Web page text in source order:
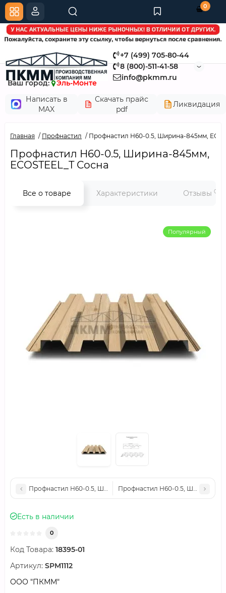
+7 (499) 705-80-44
8 (800)-511-41-58
info@pkmm.ru
Ваш город:
Эль-Монте
Написать в
MAX
Скачать прайс
pdf
Ликвидация
0
Главная Профнастил Профнастил Н60-0.5, Ширина-845мм,
Профнастил Н60-0.5, Ширина-845мм,
ECOSTEEL_T Сосна
Все о товаре Характеристики Отзывы 0
Популярный
Профнастил Н60-0.5, Ширина-845мм, ECOSTEEL_T Кедр
Профнастил Н60-0.5, Ширина-
Есть в наличии
0
Код Товара: 18395-01
Артикул: SPM1112
ООО "ПКММ"